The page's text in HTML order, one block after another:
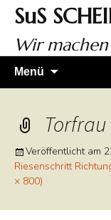
Zum
Inhalt
springen
SuS
Wir machen
Menü
Veröffentlicht am
Riesenschritt
× 800)